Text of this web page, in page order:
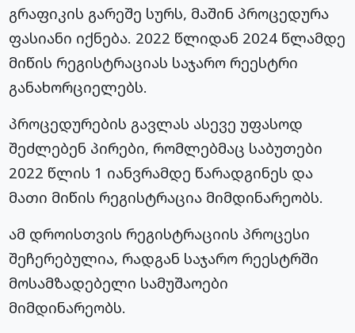
გრაფიკის გარეშე სურს, მაშინ პროცედურა
ფასიანი იქნება. 2022 წლიდან 2024 წლამდე
მიწის რეგისტრაციას საჯარო რეესტრი
განახორციელებს.
პროცედურების გავლას ასევე უფასოდ
შეძლებენ პირები, რომლებმაც საბუთები
2022 წლის 1 იანვრამდე წარადგინეს და
მათი მიწის რეგისტრაცია მიმდინარეობს.
ამ დროისთვის რეგისტრაციის პროცესი
შეჩერებულია, რადგან საჯარო რეესტრში
მოსამზადებელი სამუშაოები
მიმდინარეობს.